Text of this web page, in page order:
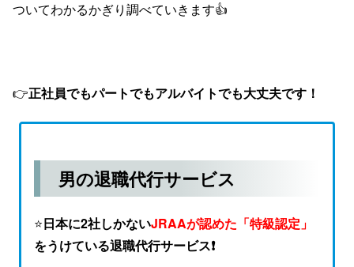
ついてわかるかぎり調べていきます👍
👉正社員でもパートでもアルバイトでも大丈夫です！
男の退職代行サービス
⭐️日本に2社しかないJRAAが認めた「特級認定」
をうけている退職代行サービス❗️